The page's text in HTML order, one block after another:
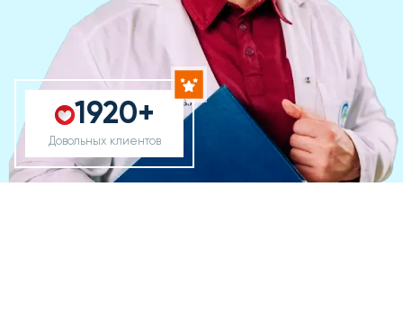
1920+
Довольных клиентов